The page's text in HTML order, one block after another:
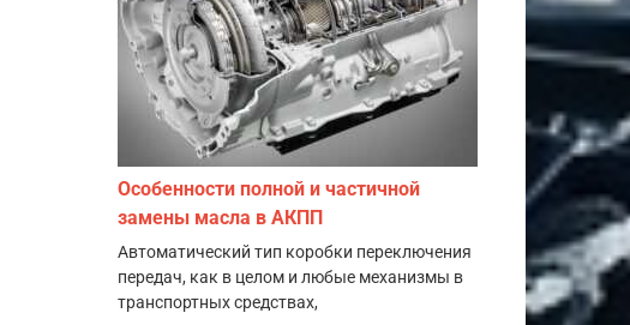
Особенности полной и частичной
замены масла в АКПП
Автоматический тип коробки переключения
передач, как в целом и любые механизмы в
транспортных средствах,